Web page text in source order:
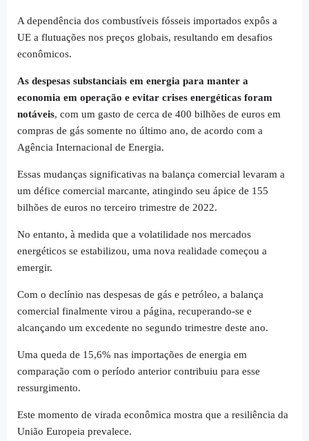
A dependência dos combustíveis fósseis importados expôs a
UE a flutuações nos preços globais, resultando em desafios
econômicos.
As despesas substanciais em energia para manter a
economia em operação e evitar crises energéticas foram
notáveis, com um gasto de cerca de 400 bilhões de euros em
compras de gás somente no último ano, de acordo com a
Agência Internacional de Energia.
Essas mudanças significativas na balança comercial levaram a
um défice comercial marcante, atingindo seu ápice de 155
bilhões de euros no terceiro trimestre de 2022.
No entanto, à medida que a volatilidade nos mercados
energéticos se estabilizou, uma nova realidade começou a
emergir.
Com o declínio nas despesas de gás e petróleo, a balança
comercial finalmente virou a página, recuperando-se e
alcançando um excedente no segundo trimestre deste ano.
Uma queda de 15,6% nas importações de energia em
comparação com o período anterior contribuiu para esse
ressurgimento.
Este momento de virada econômica mostra que a resiliência da
União Europeia prevalece.